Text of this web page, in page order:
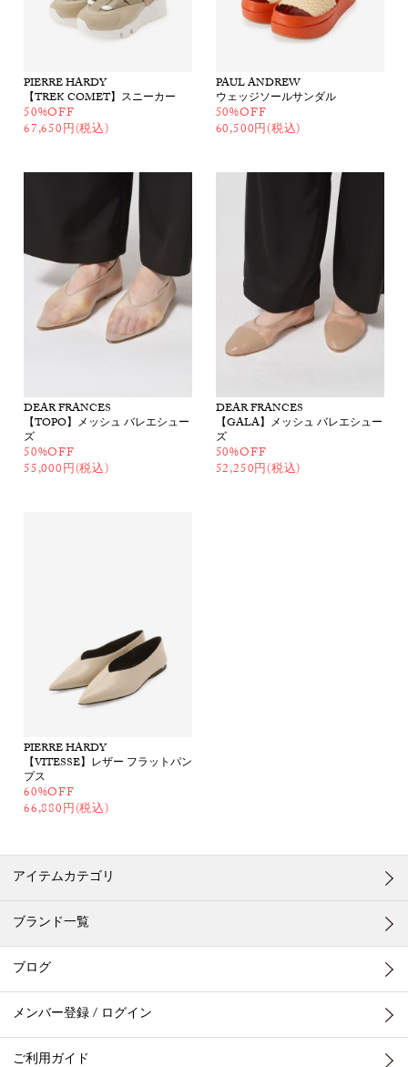
PIERRE HARDY
【TREK COMET】スニーカー
50%OFF
67,650円(税込)
PAUL ANDREW
ウェッジソールサンダル
50%OFF
60,500円(税込)
DEAR FRANCES
【TOPO】メッシュ バレエシュー
ズ
50%OFF
55,000円(税込)
DEAR FRANCES
【GALA】メッシュ バレエシュー
ズ
50%OFF
52,250円(税込)
PIERRE HARDY
【VITESSE】レザー フラットパン
プス
60%OFF
66,880円(税込)
アイテムカテゴリ
ブランド一覧
ブログ
メンバー登録 / ログイン
ご利用ガイド